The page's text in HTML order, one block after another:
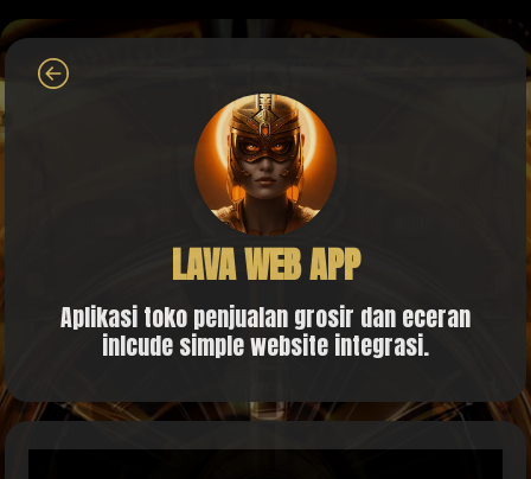
LAVA WEB APP
Aplikasi toko penjualan grosir dan eceran
inlcude simple website integrasi.